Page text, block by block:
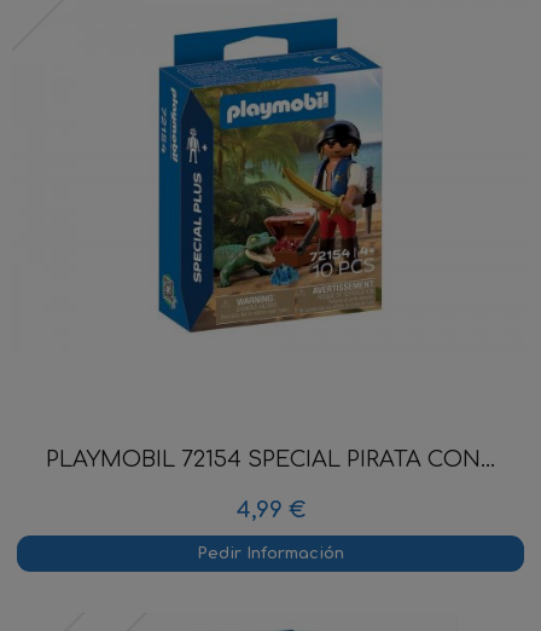
PLAYMOBIL 72154 SPECIAL PIRATA CON...
4,99 €
Pedir Información